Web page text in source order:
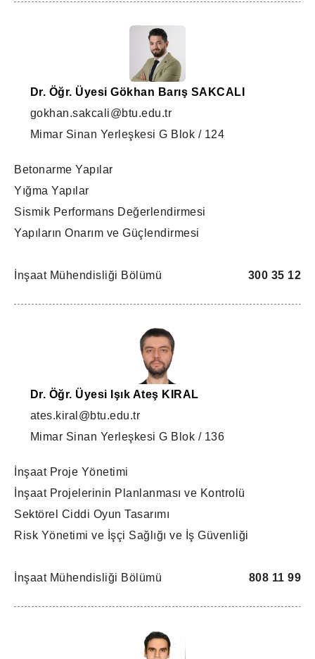
Dr. Öğr. Üyesi Gökhan Barış SAKCALI
gokhan.sakcali@btu.edu.tr
Mimar Sinan Yerleşkesi G Blok / 124
Betonarme Yapılar
Yığma Yapılar
Sismik Performans Değerlendirmesi
Yapıların Onarım ve Güçlendirmesi
300 35 12
İnşaat Mühendisliği Bölümü
Dr. Öğr. Üyesi Işık Ateş KIRAL
ates.kiral@btu.edu.tr
Mimar Sinan Yerleşkesi G Blok / 136
İnşaat Proje Yönetimi
İnşaat Projelerinin Planlanması ve Kontrolü
Sektörel Ciddi Oyun Tasarımı
Risk Yönetimi ve İşçi Sağlığı ve İş Güvenliği
808 11 99
İnşaat Mühendisliği Bölümü